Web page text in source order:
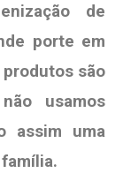
de
porte em
produtos são
usamos
assim uma
família.